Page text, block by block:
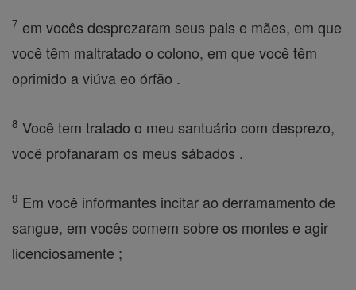
7 em vocês desprezaram seus pais e mães, em que
você têm maltratado o colono, em que você têm
oprimido a viúva eo órfão .
8 Você tem tratado o meu santuário com desprezo,
você profanaram os meus sábados .
9 Em você informantes incitar ao derramamento de
sangue, em vocês comem sobre os montes e agir
licenciosamente ;